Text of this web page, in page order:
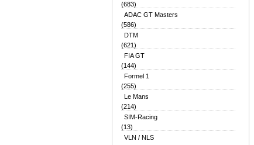
(683)
ADAC GT Masters
(586)
DTM
(621)
FIA GT
(144)
Formel 1
(255)
Le Mans
(214)
SIM-Racing
(13)
VLN / NLS